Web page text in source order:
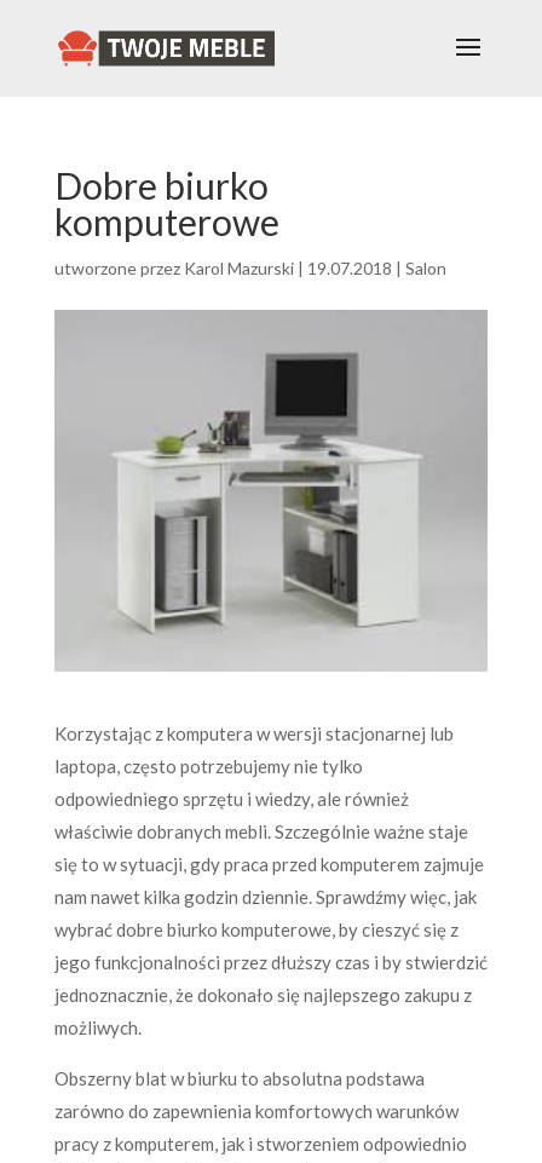
Dobre biurko
komputerowe
utworzone przez Karol Mazurski| 19.07.2018 | Salon
Korzystając z komputera w wersji stacjonarnej lub
laptopa, często potrzebujemy nie tylko
odpowiedniego sprzętu i wiedzy, ale również
właściwie dobranych mebli. Szczególnie ważne staje
się to w sytuacji, gdy praca przed komputerem zajmuje
nam nawet kilka godzin dziennie. Sprawdźmy więc, jak
wybrać dobre biurko komputerowe, by cieszyć się z
jego funkcjonalności przez dłuższy czas i by stwierdzić
jednoznacznie, że dokonało się najlepszego zakupu z
możliwych.
Obszerny blat w biurku to absolutna podstawa
zarówno do zapewnienia komfortowych warunków
pracy z komputerem, jak i stworzeniem odpowiednio